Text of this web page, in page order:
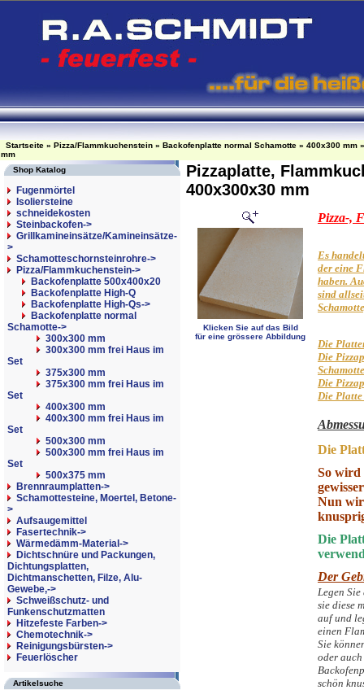
Startseite » Pizza/Flammkuchenstein » Backofenplatte normal Schamotte » 400x300 mm
mm
Shop Katalog
Fugenmörtel
Isoliersteine
schneidekosten
Steinbackofen->
Grillkamineinsätze/Kamineinsätze-
>
Schamotteschornsteinrohre->
Pizza/Flammkuchenstein->
Backofenplatte 500x400x20
Backofenplatte High-Q
Backofenplatte High-Qs->
Backofenplatte normal
Schamotte->
300x300 mm
300x300 mm frei Haus im
Set
375x300 mm
375x300 mm frei Haus im
Set
400x300 mm
400x300 mm frei Haus im
Set
500x300 mm
500x300 mm frei Haus im
Set
500x375 mm
Brennraumplatten->
Schamottesteine, Moertel, Betone-
>
Aufsaugemittel
Fasertechnik->
Wärmedämm-Material->
Dichtschnüre und Packungen,
Dichtungsplatten,
Dichtmanschetten, Filze, Alu-
Gewebe,->
Schweißschutz- und
Funkenschutzmatten
Hitzefeste Farben->
Chemotechnik->
Reinigungsbürsten->
Feuerlöscher
Artikelsuche
Pizzaplatte,
400x300x30 mm
Klicken Sie auf das Bild
für eine grössere Abbildung
Pizza-,
Es
der eine
haben.
sind
Die
Die
Die
Die Platte
Die
So wird
Nun
Die
Der
Legen
sie diese
auf und
einen
Sie
oder
schön